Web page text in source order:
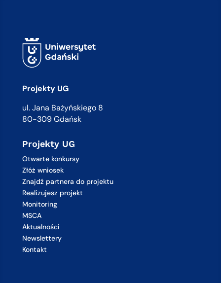
Projekty UG
ul. Jana Bażyńskiego 8
80-309 Gdańsk
Projekty UG
Otwarte konkursy
Złóż wniosek
Znajdź partnera do projektu
Realizujesz projekt
Monitoring
MSCA
Aktualności
Newslettery
Kontakt